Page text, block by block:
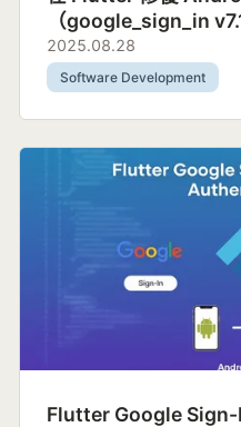
（google_sign_in
2025.08.28
Software Development
Flutter Google Sign-